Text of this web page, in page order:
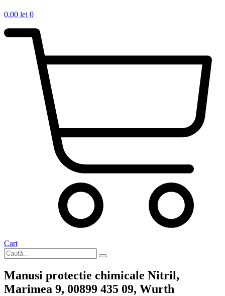
0,00 lei 0
Cart
Manusi protectie chimicale Nitril,
Marimea 9, 00899 435 09, Wurth